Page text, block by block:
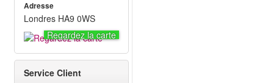
Adresse
Londres HA9 0WS
Regardez la carte
Service Client